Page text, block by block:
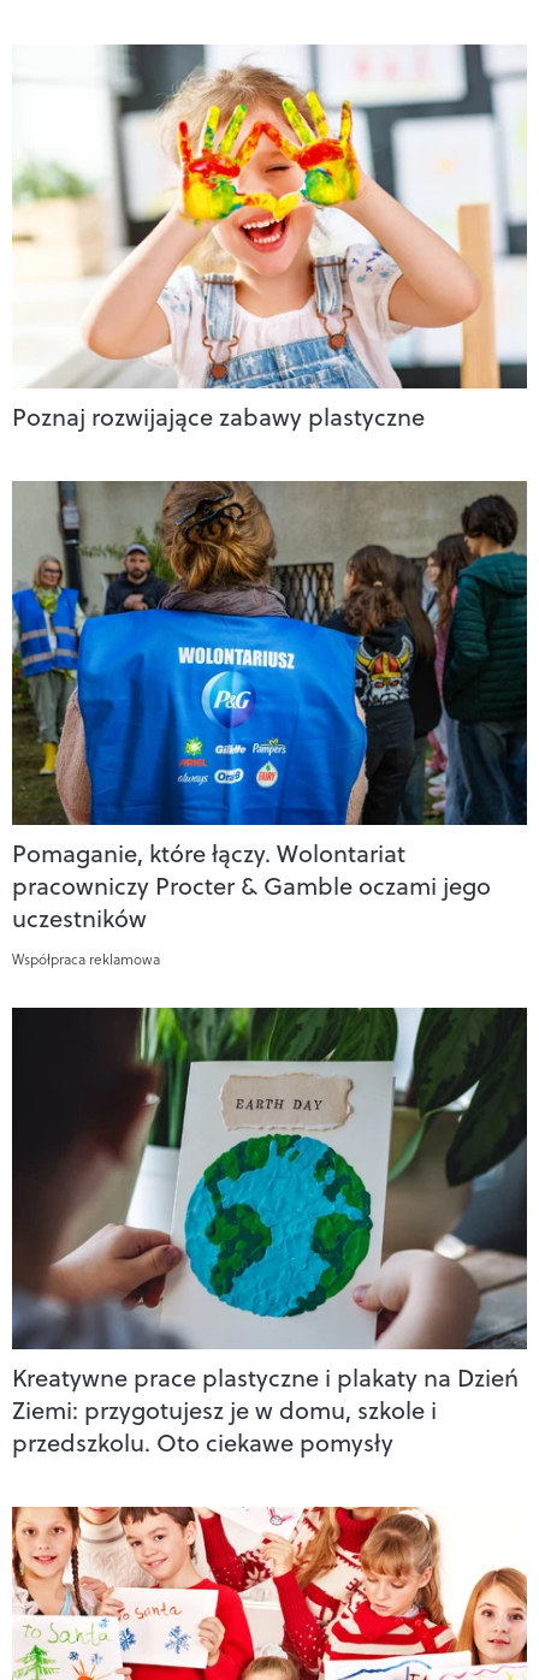
Poznaj rozwijające zabawy plastyczne
Pomaganie, które łączy. Wolontariat
pracowniczy Procter & Gamble oczami jego
uczestników
Współpraca reklamowa
Kreatywne prace plastyczne i plakaty na Dzień
Ziemi: przygotujesz je w domu, szkole i
przedszkolu. Oto ciekawe pomysły